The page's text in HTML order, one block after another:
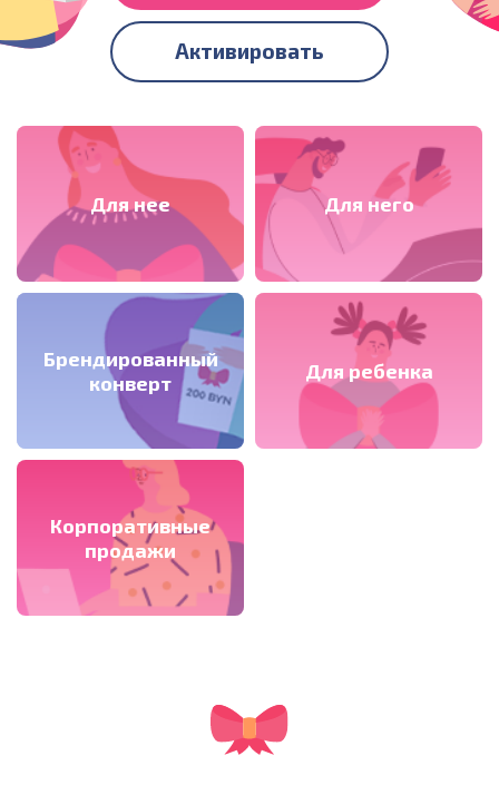
Активировать
Для нее Для него
Брендированный
конверт
Для ребенка
Корпоративные
продажи